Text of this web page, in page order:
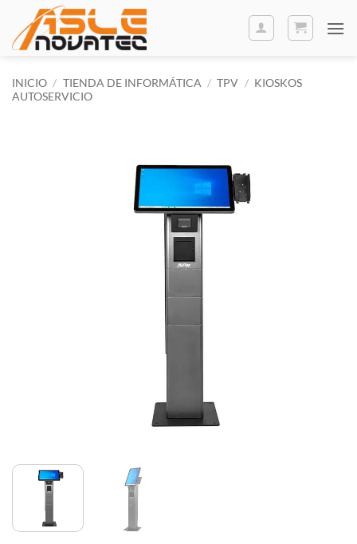
contenido
INICIO / TIENDA DE INFORMÁTICA / TPV / KIOSKOS
AUTOSERVICIO